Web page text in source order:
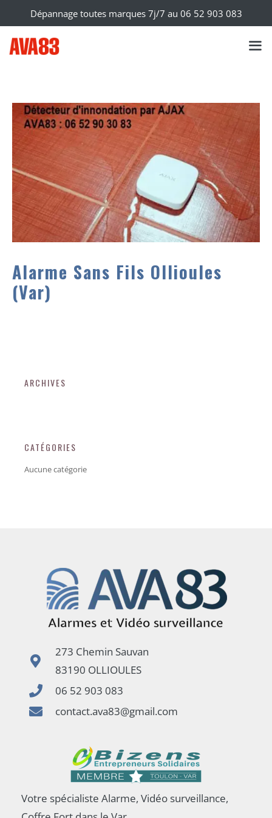
Dépannage toutes marques 7j/7 au 06 52 903 083
Alarme Sans Fils Ollioules
(Var)
ARCHIVES
CATÉGORIES
Aucune catégorie
273 Chemin Sauvan
83190 OLLIOULES
06 52 903 083
contact.ava83@gmail.com
Votre spécialiste Alarme, Vidéo surveillance,